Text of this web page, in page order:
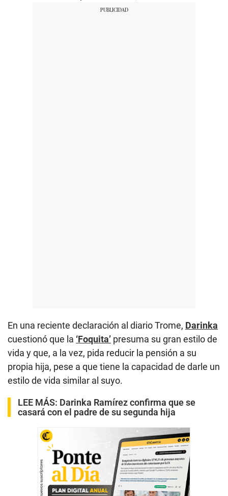
En una reciente declaración al diario Trome, Darinka
cuestionó que la ‘Foquita’ presuma su gran estilo de
vida y que, a la vez, pida reducir la pensión a su
propia hija, pese a que tiene la capacidad de darle un
estilo de vida similar al suyo.
LEE MÁS: Darinka Ramírez confirma que se
casará con el padre de su segunda hija